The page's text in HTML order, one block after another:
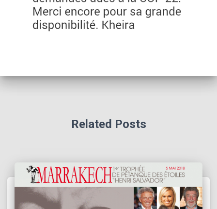
Related Posts